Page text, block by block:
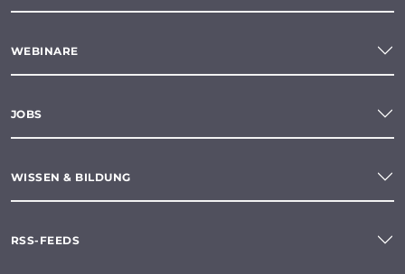
WEBINARE
JOBS
WISSEN & BILDUNG
RSS-FEEDS